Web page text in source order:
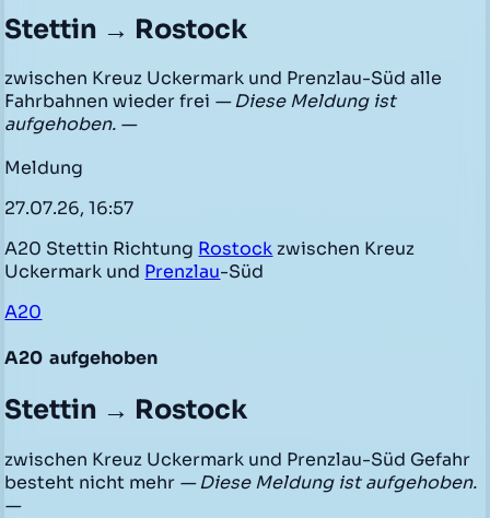
Stettin → Rostock
zwischen Kreuz Uckermark und Prenzlau-Süd alle
Fahrbahnen wieder frei — Diese Meldung ist
aufgehoben. —
Meldung
27.07.26, 16:57
A20 Stettin Richtung Rostock zwischen Kreuz
Uckermark und Prenzlau-Süd
A20
A20 aufgehoben
Stettin → Rostock
zwischen Kreuz Uckermark und Prenzlau-Süd Gefahr
besteht nicht mehr — Diese Meldung ist aufgehoben.
—